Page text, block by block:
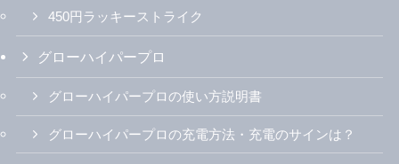
450円ラッキーストライク
グローハイパープロ
グローハイパープロの使い方説明書
グローハイパープロの充電方法・充電のサインは？